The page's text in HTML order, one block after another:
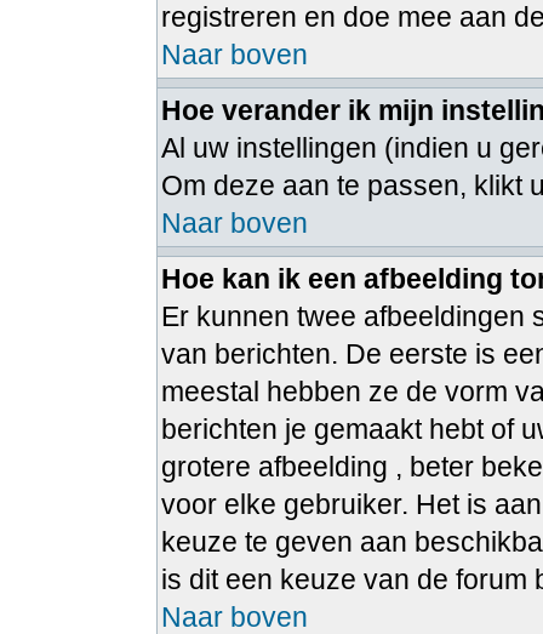
registreren en doe mee aan
Naar boven
Hoe verander ik mijn
Al uw instellingen (indien u
Om deze aan te passen, klikt
Naar boven
Hoe kan ik een afbeelding
Er kunnen twee afbeeldingen
van berichten. De eerste is
meestal hebben ze de vorm
berichten je gemaakt hebt of
grotere afbeelding , beter
voor elke gebruiker. Het is
keuze te geven aan
is dit een keuze van de forum
Naar boven